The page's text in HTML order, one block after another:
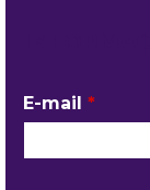
E-mail *